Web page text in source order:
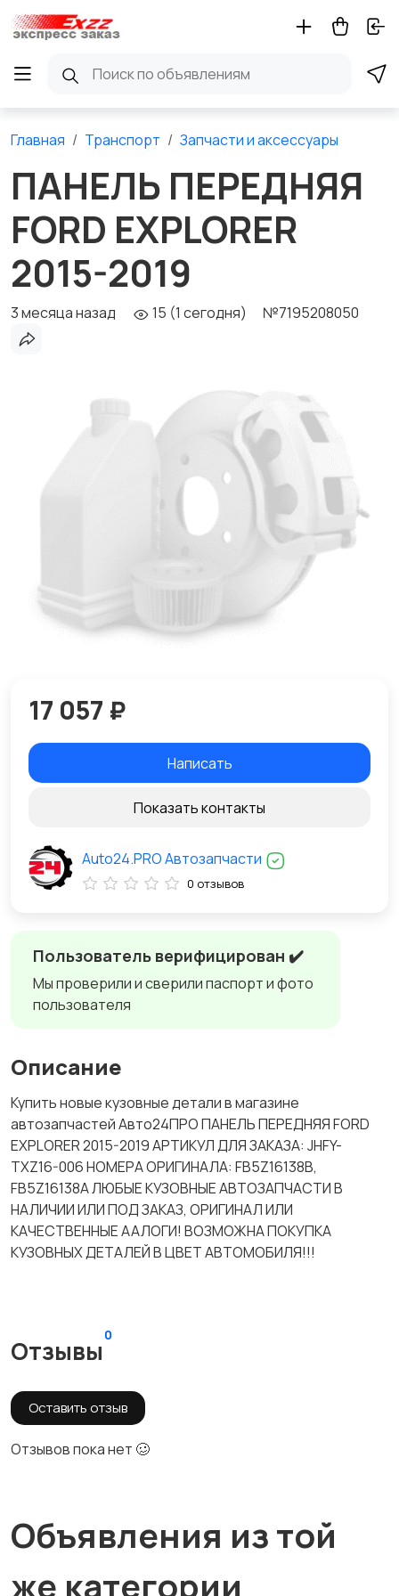
Главная Транспорт Запчасти и аксессуары
ПАНЕЛЬ ПЕРЕДНЯЯ
FORD EXPLORER
2015-2019
3 месяца назад 15 (1 сегодня) №7195208050
Пользователь верифицирован ✔️
Мы проверили и сверили паспорт и фото
пользователя
Описание
Купить новые кузовные детали в магазине
автозапчастей Авто24ПРО ПАНЕЛЬ ПЕРЕДНЯЯ FORD
EXPLORER 2015-2019 АРТИКУЛ ДЛЯ ЗАКАЗА: JHFY-
TXZ16-006 НОМЕРА ОРИГИНАЛА: FB5Z16138B,
FB5Z16138A ЛЮБЫЕ КУЗОВНЫЕ АВТОЗАПЧАСТИ В
НАЛИЧИИ ИЛИ ПОД ЗАКАЗ, ОРИГИНАЛ ИЛИ
КАЧЕСТВЕННЫЕ ААЛОГИ! ВОЗМОЖНА ПОКУПКА
КУЗОВНЫХ ДЕТАЛЕЙ В ЦВЕТ АВТОМОБИЛЯ!!!
Отзывы
0
Оставить отзыв
Отзывов пока нет 🥴
17 057 ₽
Написать
Показать контакты
Auto24.PRO Автозапчасти
0 отзывов
Объявления из той
же категории